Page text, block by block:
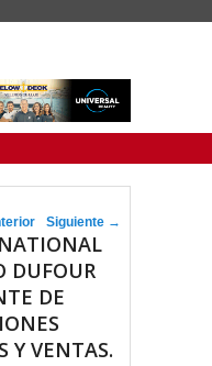
de artículos
Siguiente →
DUFOUR
DE
Y VENTAS.